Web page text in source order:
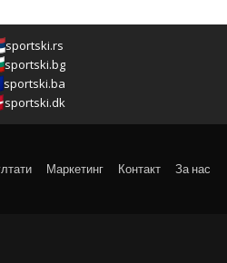
sportski.rs
sportski.bg
sportski.ba
sportski.dk
Маркетинг Контакт За нас